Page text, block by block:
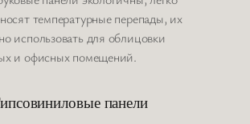
температурные перепады, их
использовать для облицовки
и офисных помещений.
панели